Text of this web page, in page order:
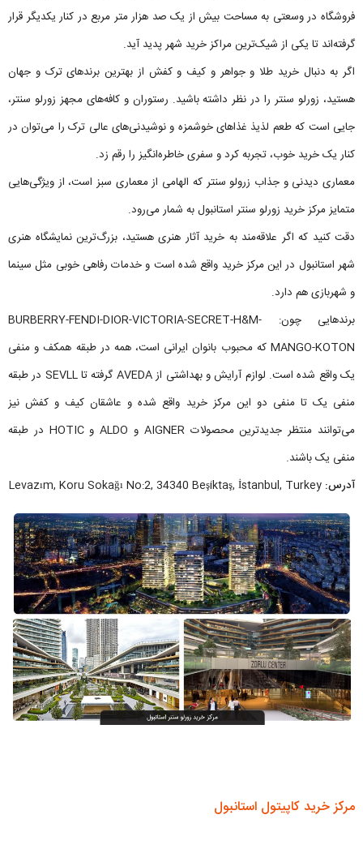
فروشگاه در وسعتی به مساحت بیش از یک صد هزار متر مربع در کنار یکدیگر قرار
گرفته‌اند تا یکی از شیک‌ترین مراکز خرید شهر پدید آید.
اگر به دنبال خرید طلا و جواهر و کیف و کفش از بهترین برندهای ترک و جهان
هستید، زورلو سنتر را در نظر داشته باشید. رستوران و کافه‌های مجهز زورلو سنتر،
جایی است که طعم لذیذ غذاهای خوشمزه و نوشیدنی‌های عالی ترک را می‌توان در
کنار یک خرید خوب، تجربه کرد و سفری خاطره‌انگیز را رقم زد.
معماری دیدنی و جذاب زرولو سنتر که الهامی از معماری سبز است، از ویژگی‌هایی
متمایز مرکز خرید زورلو سنتر استانبول به شمار می‌رود.
دقت کنید که اگر علاقه‌مند به خرید آثار هنری هستید، بزرگ‌ترین نمایشگاه هنری
شهر استانبول در این مرکز خرید واقع شده است و خدمات رفاهی خوبی مثل سینما
و شهربازی هم دارد.
برندهایی چون: BURBERRY-FENDI-DIOR-VICTORIA-SECRET-H&M-
MANGO-KOTON که محبوب بانوان ایرانی است، همه در طبقه همکف و منفی
یک واقع شده است. لوازم‌ آرایش و بهداشتی از AVEDA گرفته تا SEVLL در طبقه
منفی یک تا منفی دو این مرکز خرید واقع شده و عاشقان کیف و کفش نیز
می‌توانند منتظر جدیدترین محصولات AIGNER و ALDO و HOTIC در طبقه
منفی یک باشند.
آدرس:
مرکز خرید کاپیتول استانبول